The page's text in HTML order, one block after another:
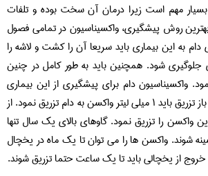
مهم است زیرا درمان آن سخت بوده و تلفات
روش پیشگیری، واکسیناسیون در تمامی فصول
به این بیماری باید سریعا آن را کشت و لاشه را
جلوگیری شود. همچنین باید به طور کامل در چنین
واکسیناسیون دام برای پیشگیری از این بیماری
بسیار حیاتی است. در هر باز تزریق باید ۱ میلی لیتر واکسن به دام تزریق نمود. از
باید این واکسن را تزریق نمود. گاوهای بالای یک سال تنها
شوند. واکسن ها را می توان تا یک ماه در یخچال
از یخچالی باید تا یک ساعت حتما تزریق شوند.